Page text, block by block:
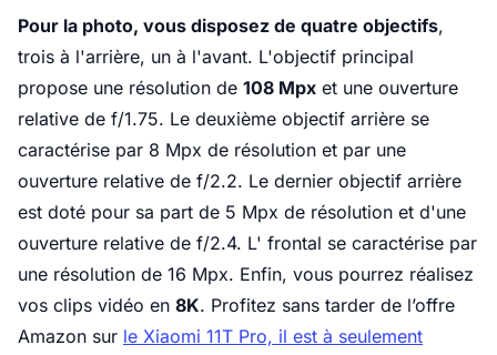
Pour la photo, vous disposez de quatre objectifs,
trois à l'arrière, un à l'avant. L'objectif principal
propose une résolution de 108 Mpx et une ouverture
relative de f/1.75. Le deuxième objectif arrière se
caractérise par 8 Mpx de résolution et par une
ouverture relative de f/2.2. Le dernier objectif arrière
est doté pour sa part de 5 Mpx de résolution et d'une
ouverture relative de f/2.4. L' frontal se caractérise par
une résolution de 16 Mpx. Enfin, vous pourrez réalisez
vos clips vidéo en 8K. Profitez sans tarder de l’offre
Amazon sur le Xiaomi 11T Pro, il est à seulement